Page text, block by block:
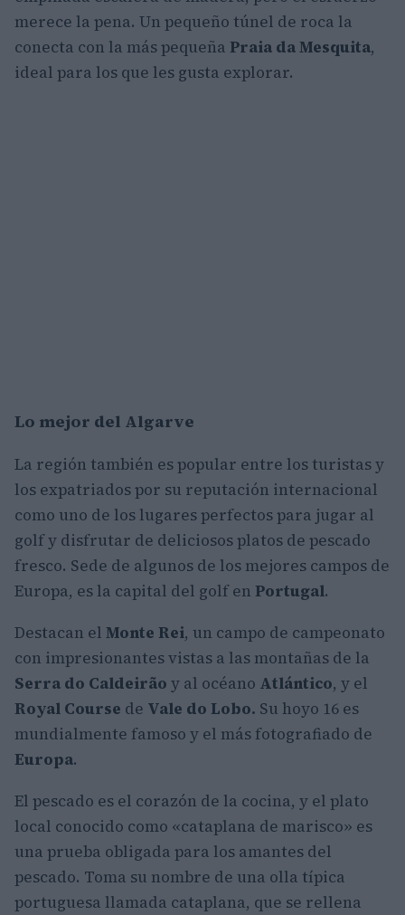
merece la pena. Un pequeño túnel de roca la
conecta con la más pequeña Praia daMesquita,
ideal para los que les gusta explorar.
Lo mejor del Algarve
La región también es popular entre los turistas y
los expatriados por su reputación internacional
como uno de los lugares perfectos para jugar al
golf y disfrutar de deliciosos platos de pescado
fresco. Sede de algunos de los mejores campos de
Europa, es la capital del golf en Portugal.
Destacan el Monte Rei, un campo de campeonato
con impresionantes vistas a las montañas de la
Serra do Caldeirão y al océano Atlántico, y el
Royal Course de Vale do Lobo. Su hoyo 16 es
mundialmente famoso y el más fotografiado de
Europa.
El pescado es el corazón de la cocina, y el plato
local conocido como «cataplana de marisco» es
una prueba obligada para los amantes del
pescado. Toma su nombre de una olla típica
portuguesa llamada cataplana, que se rellena